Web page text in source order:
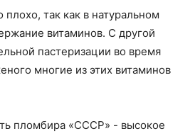
так как в натуральном
витаминов. С другой
пастеризации во время
многие из этих витаминов
пломбира «СССР» - высокое